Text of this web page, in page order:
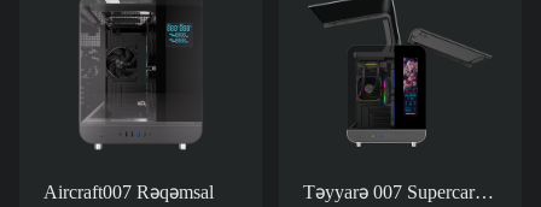
Aircraft007 Rəqəmsal
Təyyarə 007 Supercar